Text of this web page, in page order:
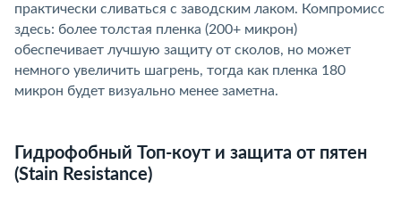
практически сливаться с заводским лаком. Компромисс
здесь: более толстая пленка (200+ микрон)
обеспечивает лучшую защиту от сколов, но может
немного увеличить шагрень, тогда как пленка 180
микрон будет визуально менее заметна.
Гидрофобный Топ-коут и защита от пятен
(Stain Resistance)